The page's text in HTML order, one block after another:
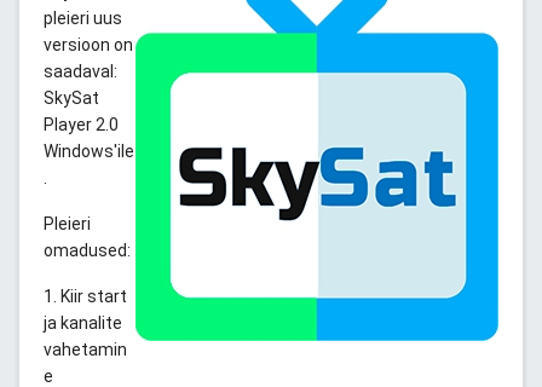
pleieri uus
versioon on
saadaval:
SkySat
Player 2.0
Windows'ile
Pleieri
omadused:
1. Kiir start
ja kanalite
vahetamin
e